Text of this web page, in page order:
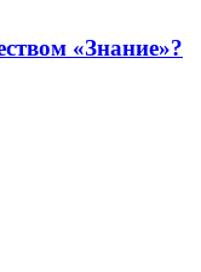
«Знание»?